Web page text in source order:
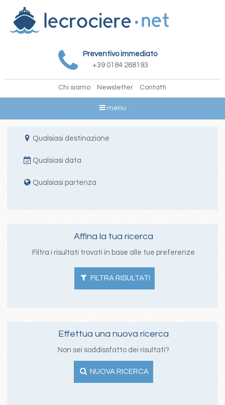
Preventivo immediato
+39 0184 268193
Chi siamo Newsletter Contatti
menu
Qualsiasi destinazione
Qualsiasi data
Qualsiasi partenza
Affina la tua ricerca
Filtra i risultati trovati in base alle tue preferenze
FILTRA RISULTATI
Effettua una nuova ricerca
Non sei soddissfatto dei risultati?
NUOVA RICERCA